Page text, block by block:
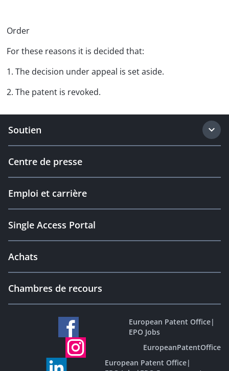
Order
For these reasons it is decided that:
1. The decision under appeal is set aside.
2. The patent is revoked.
Soutien
Centre de presse
Emploi et carrière
Single Access Portal
Achats
Chambres de recours
European Patent Office|
EPO Jobs
EuropeanPatentOffice
European Patent Office|